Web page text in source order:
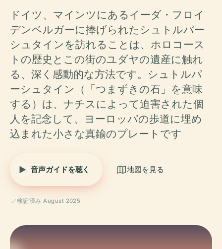
ドイツ、マインツにあるイーダ・フロイ
デンベルガーに捧げられたシュトルパー
シュタインを訪れることは、ホロコース
トの歴史とこの街のユダヤの遺産に触れ
る、深く感動的な方法です。シュトルパ
ーシュタイン（「つまずきの石」を意味
する）は、ナチスによって迫害された個
人を記念して、ヨーロッパの歩道に埋め
込まれた小さな真鍮のプレートです
音声ガイドを聴く 地図を見る
検証済み August 2025